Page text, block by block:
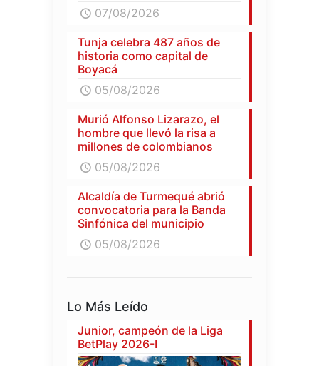
07/08/2026
Tunja celebra 487 años de
historia como capital de
Boyacá
05/08/2026
Murió Alfonso Lizarazo, el
hombre que llevó la risa a
millones de colombianos
05/08/2026
Alcaldía de Turmequé abrió
convocatoria para la Banda
Sinfónica del municipio
05/08/2026
Lo Más Leído
Junior, campeón de la Liga
BetPlay 2026-I